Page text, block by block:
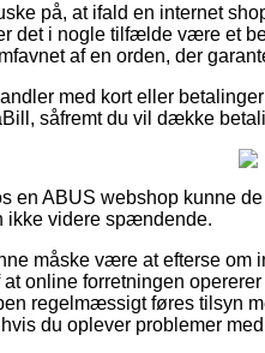
på, at ifald en internet
det i nogle tilfælde være et
af en orden, der
med kort eller
såfremt du vil dække
en ABUS webshop kunne
ikke videre spændende.
måske være at efterse
online forretningen
regelmæssigt føres tilsyn
du oplever problemer